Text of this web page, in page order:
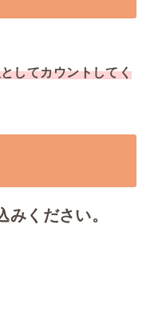
してカウントしてく
ください。